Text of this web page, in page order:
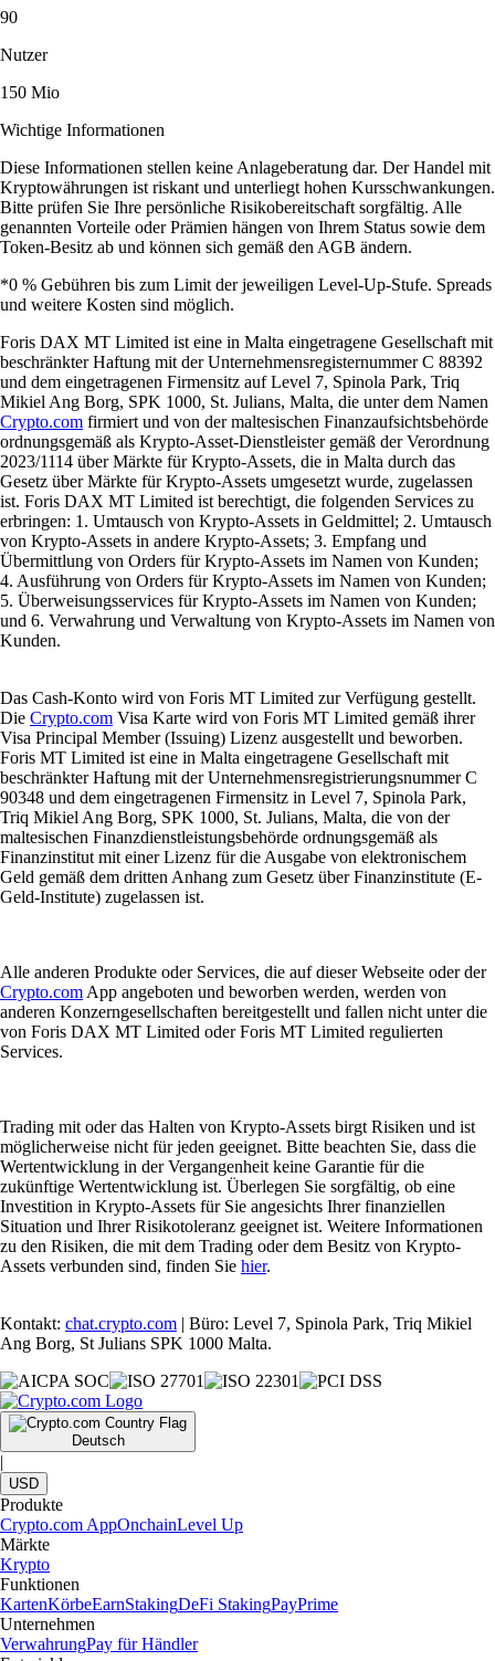
90
Nutzer
150 Mio
Wichtige Informationen
Diese Informationen stellen keine Anlageberatung dar. Der Handel mit
Kryptowährungen ist riskant und unterliegt hohen Kursschwankungen.
Bitte prüfen Sie Ihre persönliche Risikobereitschaft sorgfältig. Alle
genannten Vorteile oder Prämien hängen von Ihrem Status sowie dem
Token-Besitz ab und können sich gemäß den AGB ändern.
*0 % Gebühren bis zum Limit der jeweiligen Level-Up-Stufe. Spreads
und weitere Kosten sind möglich.
Foris DAX MT Limited ist eine in Malta eingetragene Gesellschaft mit
beschränkter Haftung mit der Unternehmensregisternummer C 88392
und dem eingetragenen Firmensitz auf Level 7, Spinola Park, Triq
Mikiel Ang Borg, SPK 1000, St. Julians, Malta, die unter dem Namen
Crypto.com firmiert und von der maltesischen Finanzaufsichtsbehörde
ordnungsgemäß als Krypto-Asset-Dienstleister gemäß der Verordnung
2023/1114 über Märkte für Krypto-Assets, die in Malta durch das
Gesetz über Märkte für Krypto-Assets umgesetzt wurde, zugelassen
ist. Foris DAX MT Limited ist berechtigt, die folgenden Services zu
erbringen: 1. Umtausch von Krypto-Assets in Geldmittel; 2. Umtausch
von Krypto-Assets in andere Krypto-Assets; 3. Empfang und
Übermittlung von Orders für Krypto-Assets im Namen von Kunden;
4. Ausführung von Orders für Krypto-Assets im Namen von Kunden;
5. Überweisungsservices für Krypto-Assets im Namen von Kunden;
und 6. Verwahrung und Verwaltung von Krypto-Assets im Namen von
Kunden.
Das Cash-Konto wird von Foris MT Limited zur Verfügung gestellt.
Die Crypto.com Visa Karte wird von Foris MT Limited gemäß ihrer
Visa Principal Member (Issuing) Lizenz ausgestellt und beworben.
Foris MT Limited ist eine in Malta eingetragene Gesellschaft mit
beschränkter Haftung mit der Unternehmensregistrierungsnummer C
90348 und dem eingetragenen Firmensitz in Level 7, Spinola Park,
Triq Mikiel Ang Borg, SPK 1000, St. Julians, Malta, die von der
maltesischen Finanzdienstleistungsbehörde ordnungsgemäß als
Finanzinstitut mit einer Lizenz für die Ausgabe von elektronischem
Geld gemäß dem dritten Anhang zum Gesetz über Finanzinstitute (E-
Geld-Institute) zugelassen ist.
Alle anderen Produkte oder Services, die auf dieser Webseite oder der
Crypto.com App angeboten und beworben werden, werden von
anderen Konzerngesellschaften bereitgestellt und fallen nicht unter die
von Foris DAX MT Limited oder Foris MT Limited regulierten
Services.
Trading mit oder das Halten von Krypto-Assets birgt Risiken und ist
möglicherweise nicht für jeden geeignet. Bitte beachten Sie, dass die
Wertentwicklung in der Vergangenheit keine Garantie für die
zukünftige Wertentwicklung ist. Überlegen Sie sorgfältig, ob eine
Investition in Krypto-Assets für Sie angesichts Ihrer finanziellen
Situation und Ihrer Risikotoleranz geeignet ist. Weitere Informationen
zu den Risiken, die mit dem Trading oder dem Besitz von Krypto-
Assets verbunden sind, finden Sie hier.
Kontakt: chat.crypto.com | Büro: Level 7, Spinola Park, Triq Mikiel
Ang Borg, St Julians SPK 1000 Malta.
Deutsch
|
USD
Produkte
Crypto.com AppOnchainLevel Up
Märkte
Krypto
Funktionen
KartenKörbeEarnStakingDeFi StakingPayPrime
Unternehmen
VerwahrungPay für Händler